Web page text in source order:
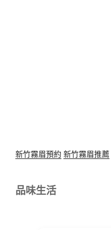
新竹霧眉預約 新竹霧眉推薦
品味生活